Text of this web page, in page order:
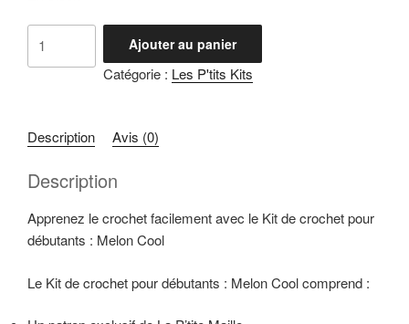
pour
:
Le
Melon
Ajouter au panier
Catégorie : Les P'tits Kits
Description Avis (0)
Description
Apprenez le crochet facilement avec le Kit de crochet pour
débutants : Melon Cool
Le Kit de crochet pour débutants : Melon Cool comprend :